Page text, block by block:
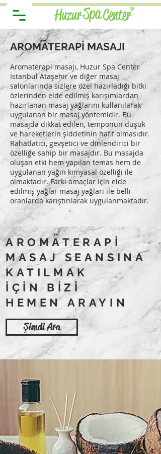
AROMATERAPİ MASAJI
Aromaterapi masajı, Huzur Spa Center
İstanbul Ataşehir ve diğer masaj
salonlarında sizlere özel hazırladığı bitki
özlerinden elde edilmiş karışımlardan
hazırlanan masaj yağlarını kullanılarak
uygulanan bir masaj yöntemidir. Bu
masajda dikkat edilen, temponun düşük
ve hareketlerin şiddetinin hafif olmasıdır.
Rahatlatıcı, gevşetici ve dinlendirici bir
özelliğe sahip bir masajdır. Bu masajda
oluşan etki hem yapılan temas hem de
uygulanan yağın kimyasal özelliği ile
olmaktadır. Farkı amaçlar için elde
edilmiş yağlar masaj yağları ile belli
oranlarda karıştırılarak uygulanmaktadır.
AROMATERAPİ
MASAJ SEANSINA
KATILMAK
İÇİN BİZİ
HEMEN ARAYIN
Şimdi Ara